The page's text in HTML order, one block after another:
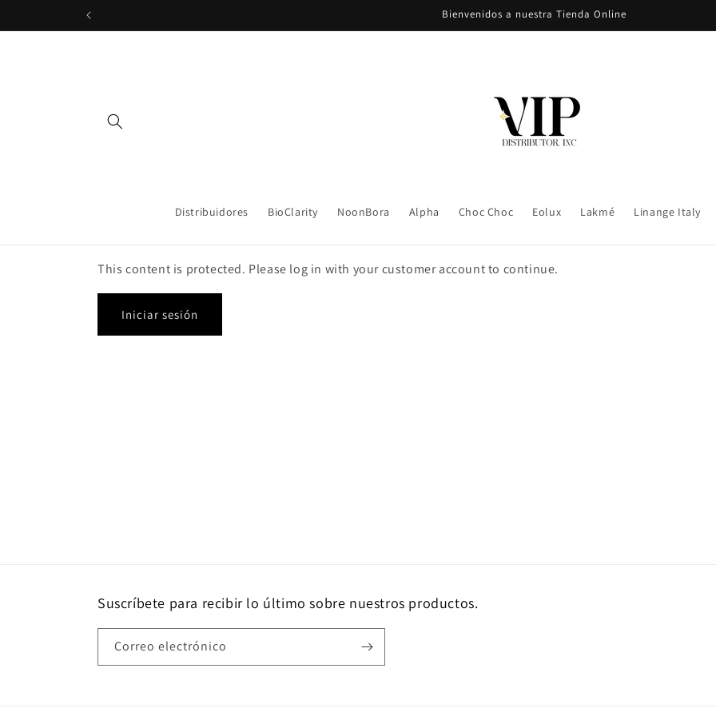
directamente
al contenido
Bienvenidos a nuestra Tienda Online
Distribuidores BioClarity NoonBora Alpha Choc Choc Eolux Lakmé Linange Italy
This content is protected. Please log in with your customer account to continue.
Iniciar sesión
Suscríbete para recibir lo último sobre nuestros productos.
Correo electrónico